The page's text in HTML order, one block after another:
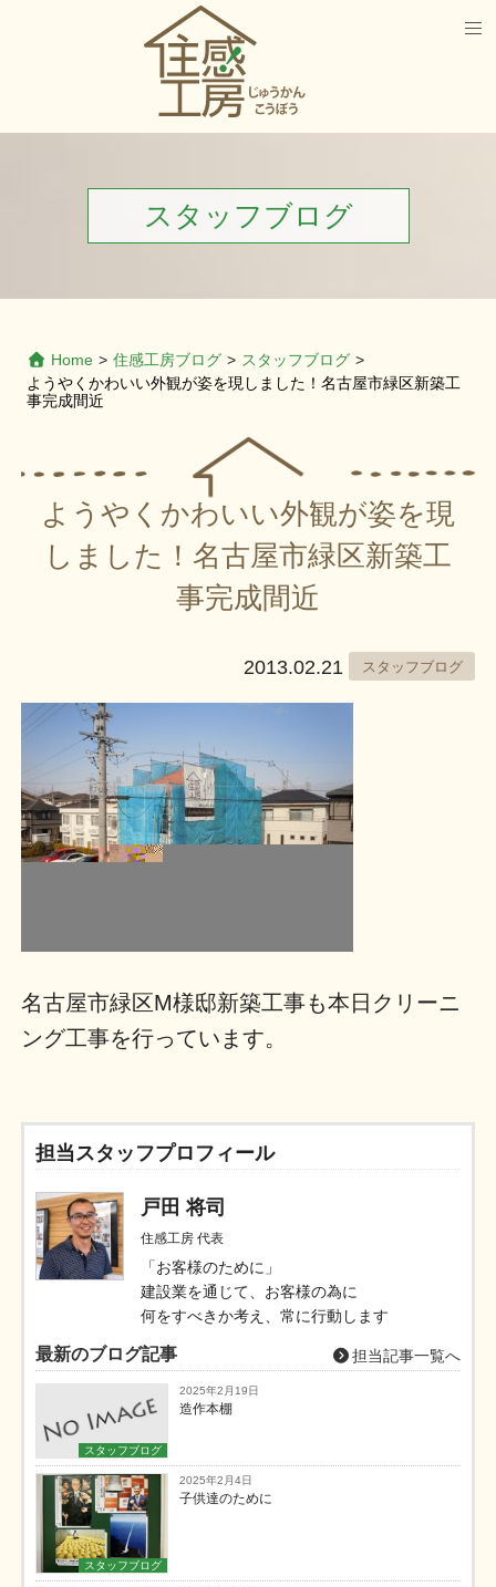
スタッフブログ
Home > 住感工房ブログ > スタッフブログ >
ようやくかわいい外観が姿を現しました！名古屋市緑区新築工
事完成間近
ようやくかわいい外観が姿を現
しました！名古屋市緑区新築工
事完成間近
2013.02.21 スタッフブログ
名古屋市緑区M様邸新築工事も本日クリーニ
ング工事を行っています。
担当スタッフプロフィール
戸田 将司
住感工房 代表
「お客様のために」
建設業を通じて、お客様の為に
何をすべきか考え、常に行動します
最新のブログ記事 担当記事一覧へ
スタッフブログ
2025年2月19日
造作本棚
スタッフブログ
2025年2月4日
子供達のために